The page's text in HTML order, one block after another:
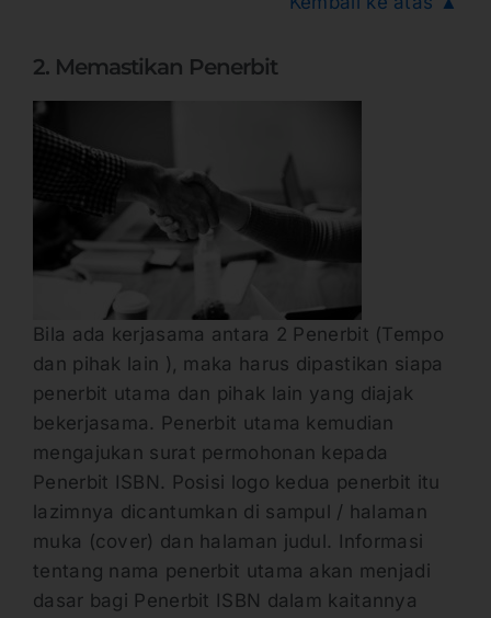
2. Memastikan Penerbit
Bila ada kerjasama antara 2 Penerbit (Tempo
dan pihak lain ), maka harus dipastikan siapa
penerbit utama dan pihak lain yang diajak
bekerjasama. Penerbit utama kemudian
mengajukan surat permohonan kepada
Penerbit ISBN. Posisi logo kedua penerbit itu
lazimnya dicantumkan di sampul / halaman
muka (cover) dan halaman judul. Informasi
tentang nama penerbit utama akan menjadi
dasar bagi Penerbit ISBN dalam kaitannya